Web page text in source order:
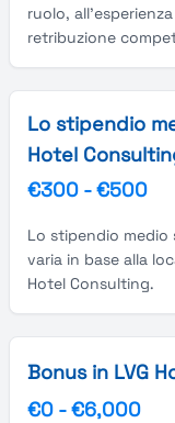
ruolo,
retribuzione
Lo stipendio
Hotel
€300 -€500
Lo stipendio medio
varia in base alla
Hotel Consulting.
Bonus in LVG
€0 -€6,000